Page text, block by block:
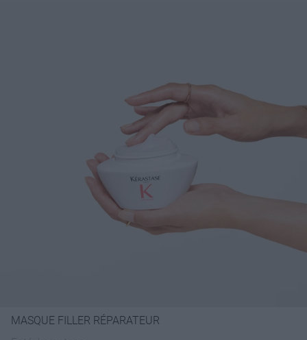
MASQUE FILLER RÉPARATEUR